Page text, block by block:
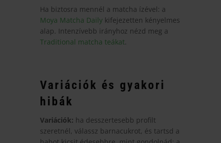
Ha biztosra mennél a matcha ízével: a
Moya Matcha Dailykifejezetten kényelmes
alap. Intenzívebb irányhoz nézd meg a
Traditional matcha teákat.
Variációk és gyakori
hibák
Variációk: ha desszertesebb profilt
szeretnél, válassz barnacukrot, és tartsd a